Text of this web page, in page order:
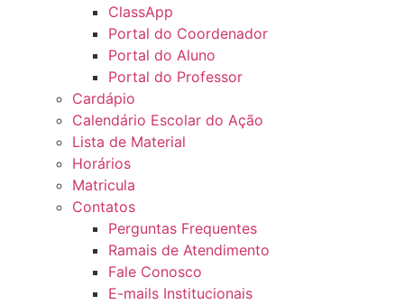
ClassApp
Portal do Coordenador
Portal do Aluno
Portal do Professor
Cardápio
Calendário Escolar do Ação
Lista de Material
Horários
Matricula
Contatos
Perguntas Frequentes
Ramais de Atendimento
Fale Conosco
E-mails Institucionais